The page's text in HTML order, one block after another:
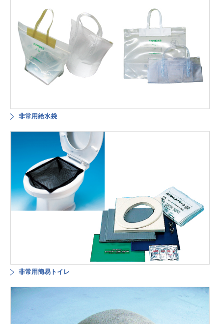
非常用給水袋
非常用簡易トイレ